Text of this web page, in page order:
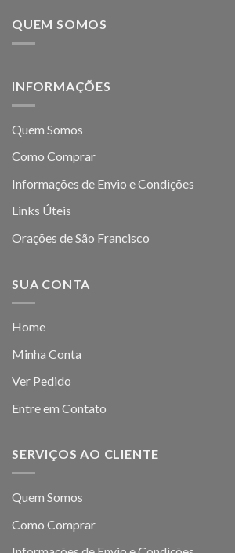
QUEM SOMOS
INFORMAÇÕES
Quem Somos
Como Comprar
Informações de Envio e Condições
Links Úteis
Orações de São Francisco
SUA CONTA
Home
Minha Conta
Ver Pedido
Entre em Contato
SERVIÇOS AO CLIENTE
Quem Somos
Como Comprar